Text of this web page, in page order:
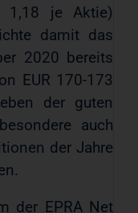
1,18 je Aktie)
damit das
2020 bereits
EUR 170-173
der guten
auch
der Jahre
der EPRA Net